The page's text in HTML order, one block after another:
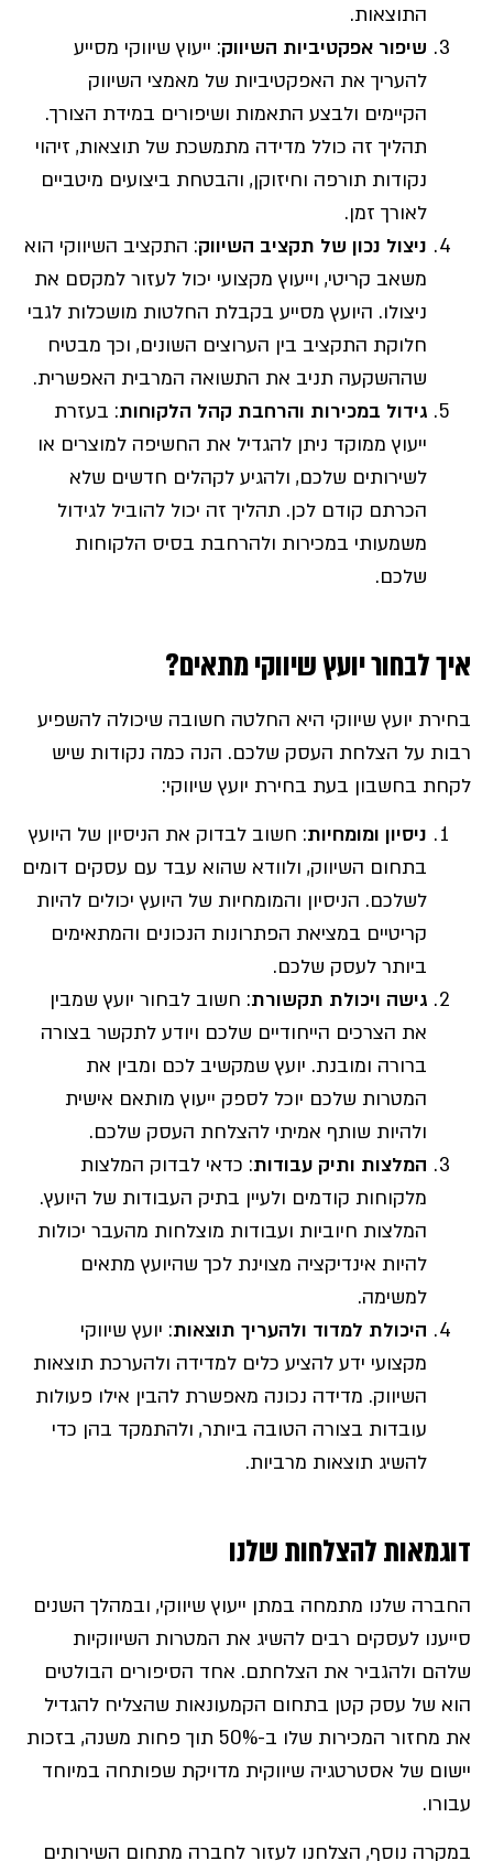
התוצאות.
שיפור אפקטיביות השיווק: ייעוץ שיווקי מסייע
להעריך את האפקטיביות של מאמצי השיווק
הקיימים ולבצע התאמות ושיפורים במידת הצורך.
תהליך זה כולל מדידה מתמשכת של תוצאות, זיהוי
נקודות תורפה וחיזוקן, והבטחת ביצועים מיטביים
לאורך זמן.
ניצול נכון של תקציב השיווק: התקציב השיווקי הוא
משאב קריטי, וייעוץ מקצועי יכול לעזור למקסם את
ניצולו. היועץ מסייע בקבלת החלטות מושכלות לגבי
חלוקת התקציב בין הערוצים השונים, וכך מבטיח
שההשקעה תניב את התשואה המרבית האפשרית.
גידול במכירות והרחבת קהל הלקוחות: בעזרת
ייעוץ ממוקד ניתן להגדיל את החשיפה למוצרים או
לשירותים שלכם, ולהגיע לקהלים חדשים שלא
הכרתם קודם לכן. תהליך זה יכול להוביל לגידול
משמעותי במכירות ולהרחבת בסיס הלקוחות
שלכם.
איך לבחור יועץ שיווקי מתאים?
בחירת יועץ שיווקי היא החלטה חשובה שיכולה להשפיע
רבות על הצלחת העסק שלכם. הנה כמה נקודות שיש
לקחת בחשבון בעת בחירת יועץ שיווקי:
ניסיון ומומחיות: חשוב לבדוק את הניסיון של היועץ
בתחום השיווק, ולוודא שהוא עבד עם עסקים דומים
לשלכם. הניסיון והמומחיות של היועץ יכולים להיות
קריטיים במציאת הפתרונות הנכונים והמתאימים
ביותר לעסק שלכם.
גישה ויכולת תקשורת: חשוב לבחור יועץ שמבין
את הצרכים הייחודיים שלכם ויודע לתקשר בצורה
ברורה ומובנת. יועץ שמקשיב לכם ומבין את
המטרות שלכם יוכל לספק ייעוץ מותאם אישית
ולהיות שותף אמיתי להצלחת העסק שלכם.
המלצות ותיק עבודות: כדאי לבדוק המלצות
מלקוחות קודמים ולעיין בתיק העבודות של היועץ.
המלצות חיוביות ועבודות מוצלחות מהעבר יכולות
להיות אינדיקציה מצוינת לכך שהיועץ מתאים
למשימה.
היכולת למדוד ולהעריך תוצאות: יועץ שיווקי
מקצועי ידע להציע כלים למדידה ולהערכת תוצאות
השיווק. מדידה נכונה מאפשרת להבין אילו פעולות
עובדות בצורה הטובה ביותר, ולהתמקד בהן כדי
להשיג תוצאות מרביות.
דוגמאות להצלחות שלנו
החברה שלנו מתמחה במתן ייעוץ שיווקי, ובמהלך השנים
סייענו לעסקים רבים להשיג את המטרות השיווקיות
שלהם ולהגביר את הצלחתם. אחד הסיפורים הבולטים
הוא של עסק קטן בתחום הקמעונאות שהצליח להגדיל
את מחזור המכירות שלו ב-50% תוך פחות משנה, בזכות
יישום של אסטרטגיה שיווקית מדויקת שפותחה במיוחד
עבורו.
במקרה נוסף, הצלחנו לעזור לחברה מתחום השירותים